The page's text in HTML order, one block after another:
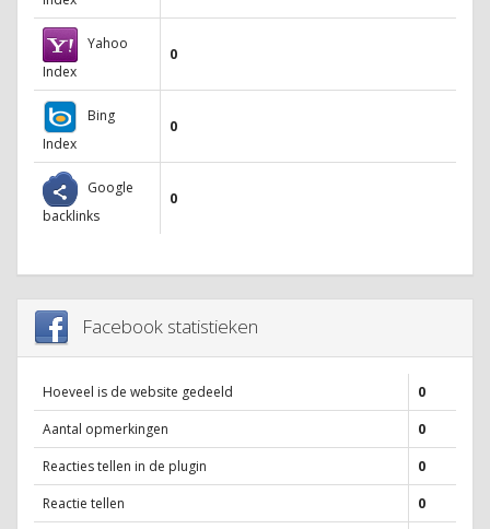
Yahoo
Index
0
Bing
Index
0
Google
backlinks
0
Facebook statistieken
Hoeveel is de website gedeeld
0
Aantal opmerkingen
0
Reacties tellen in de plugin
0
Reactie tellen
0